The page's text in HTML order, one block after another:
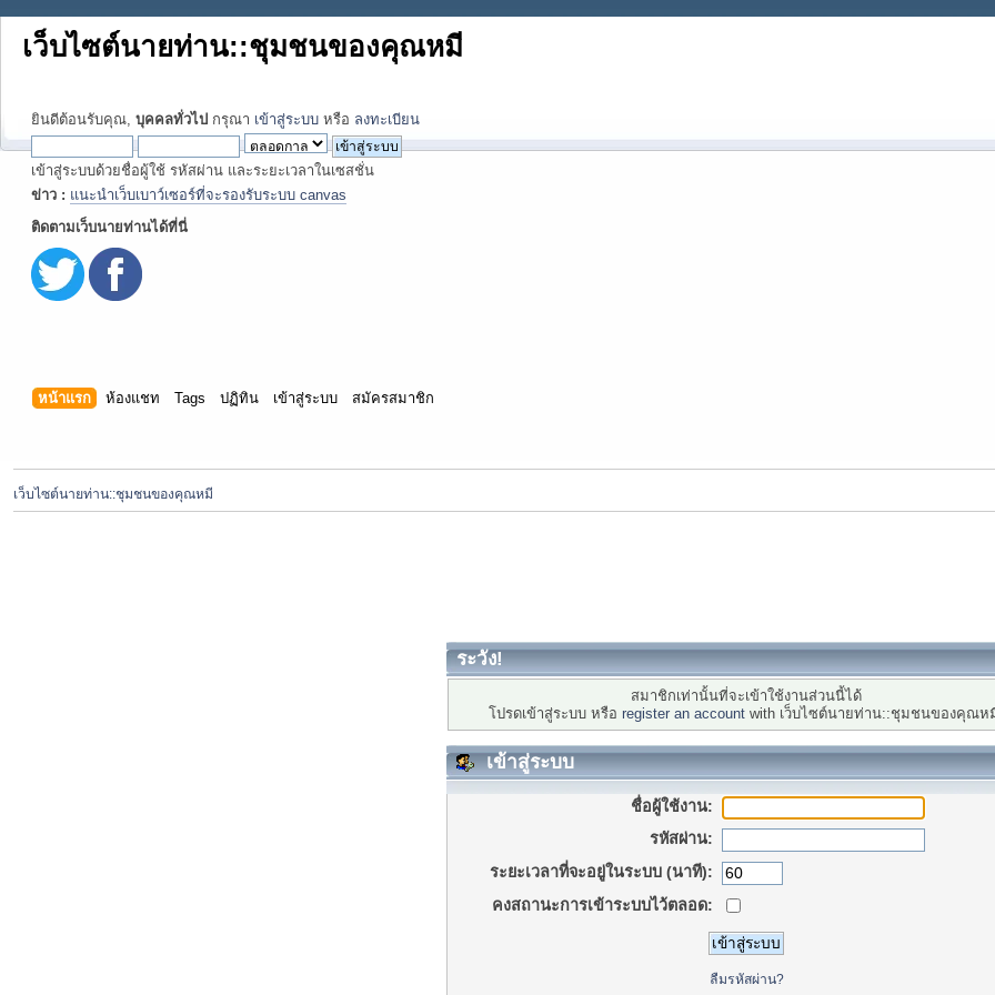
เว็บไซต์นายท่าน::ชุมชนของคุณหมี
ยินดีต้อนรับคุณ, บุคคลทั่วไป กรุณา เข้าสู่ระบบ หรือ ลงทะเบียน
เข้าสู่ระบบด้วยชื่อผู้ใช้ รหัสผ่าน และระยะเวลาในเซสชั่น
ข่าว : แนะนำเว็บเบาว์เซอร์ที่จะรองรับระบบ canvas
ติดตามเว็บนายท่านได้ที่นี่
หน้าแรก ห้องแชท Tags ปฏิทิน เข้าสู่ระบบ สมัครสมาชิก
เว็บไซต์นายท่าน::ชุมชนของคุณหมี
ระวัง!
สมาชิกเท่านั้นที่จะเข้าใช้งานส่วนนี้ได้
โปรดเข้าสู่ระบบ หรือ register an account with เว็บไซต์นายท่าน::ชุมชนของคุณห
เข้าสู่ระบบ
ชื่อผู้ใช้งาน:
รหัสผ่าน:
ระยะเวลาที่จะอยู่ในระบบ (นาที):
คงสถานะการเข้าระบบไว้ตลอด:
ลืมรหัสผ่าน?